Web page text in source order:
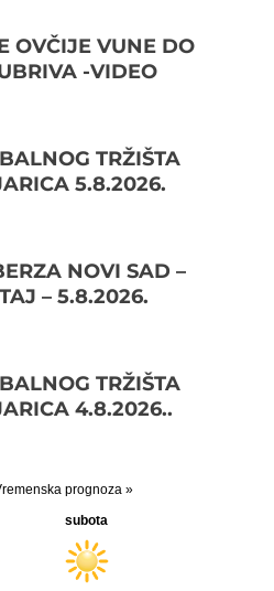
OVČIJE VUNE DO
-VIDEO
TRŽIŠTA
5.8.2026.
NOVI SAD –
– 5.8.2026.
TRŽIŠTA
4.8.2026..